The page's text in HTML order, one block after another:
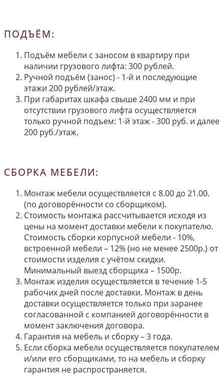
ПОДЪЁМ:
Подъём мебели с заносом в квартиру при
наличии грузового лифта: 300 рублей.
Ручной подъём (занос) - 1-й и последующие
этажи 200 рублей/этаж.
При габаритах шкафа свыше 2400 мм и при
отсутствии грузового лифта осуществляется
только ручной подъем: 1-й этаж - 300 руб. и далее
200 руб./этаж.
СБОРКА МЕБЕЛИ:
Монтаж мебели осуществляется с 8.00 до 21.00.
(по договорённости со сборщиком).
Стоимость монтажа рассчитывается исходя из
цены на момент доставки мебели к покупателю.
Стоимость сборки корпусной мебели - 10%,
встроенной мебели – 12% (но не менее 2500р.) от
стоимости изделия с учётом скидки.
Минимальный выезд сборщика – 1500р.
Монтаж изделия осуществляется в течение 1-5
рабочих дней после доставки. Монтаж в день
доставки осуществляется только при заранее
согласованной с компанией договорённости в
момент заключения договора.
Гарантия на мебель и сборку – 3 года.
Если сборка мебели осуществляется покупателем
и/или его сборщиками, то на мебель и сборку
гарантия не распространяется.